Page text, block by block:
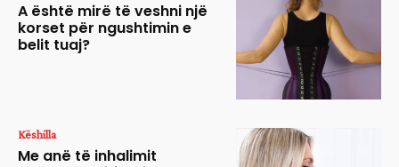
A është mirë të veshni një
korset për ngushtimin e
belit tuaj?
Këshilla
Me anë të inhalimit